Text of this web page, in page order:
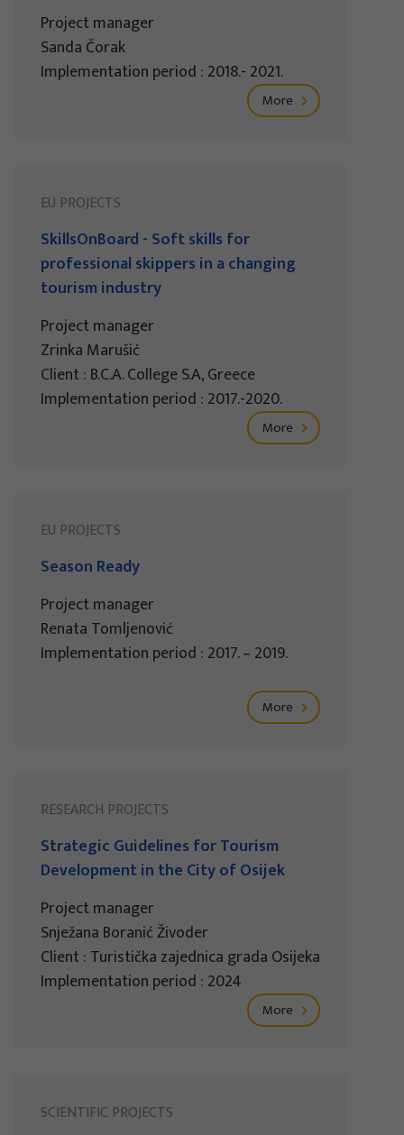
Project manager
Sanda Čorak
Implementation period : 2018.- 2021.
More
EU PROJECTS
SkillsOnBoard - Soft skills for
professional skippers in a changing
tourism industry
Project manager
Zrinka Marušić
Client : B.C.A. College S.A, Greece
Implementation period : 2017.-2020.
More
EU PROJECTS
Season Ready
Project manager
Renata Tomljenović
Implementation period : 2017. – 2019.
More
RESEARCH PROJECTS
Strategic Guidelines for Tourism
Development in the City of Osijek
Project manager
Snježana Boranić Živoder
Client : Turistička zajednica grada Osijeka
Implementation period : 2024
More
SCIENTIFIC PROJECTS